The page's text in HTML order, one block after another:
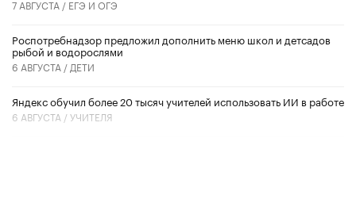
7 АВГУСТА / ЕГЭ И ОГЭ
Роспотребнадзор предложил дополнить меню школ и детсадов
рыбой и водорослями
6 АВГУСТА / ДЕТИ
​Яндекс обучил более 20 тысяч учителей использовать ИИ в работе
6 АВГУСТА /УЧИТЕЛЯ